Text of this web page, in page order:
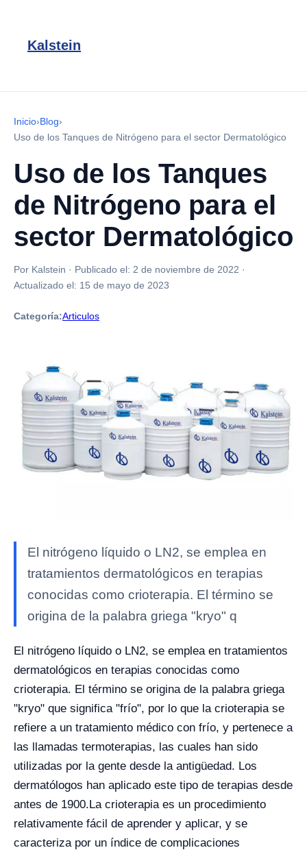
Kalstein
Inicio›Blog›
Uso de los Tanques de Nitrógeno para el sector Dermatológico
Uso de los Tanques
de Nitrógeno para el
sector Dermatológico
Por Kalstein · Publicado el: 2 de noviembre de 2022 ·
Actualizado el: 15 de mayo de 2023
Categoría:Articulos
El nitrógeno líquido o LN2, se emplea en
tratamientos dermatológicos en terapias
conocidas como crioterapia. El término se
origina de la palabra griega "kryo" q
El nitrógeno líquido o LN2, se emplea en tratamientos
dermatológicos en terapias conocidas como
crioterapia. El término se origina de la palabra griega
"kryo" que significa "frío", por lo que la crioterapia se
refiere a un tratamiento médico con frío, y pertenece a
las llamadas termoterapias, las cuales han sido
utilizadas por la gente desde la antigüedad. Los
dermatólogos han aplicado este tipo de terapias desde
antes de 1900.La crioterapia es un procedimiento
relativamente fácil de aprender y aplicar, y se
caracteriza por un índice de complicaciones